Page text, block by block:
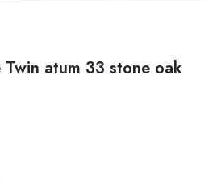
atum 33 stone oak